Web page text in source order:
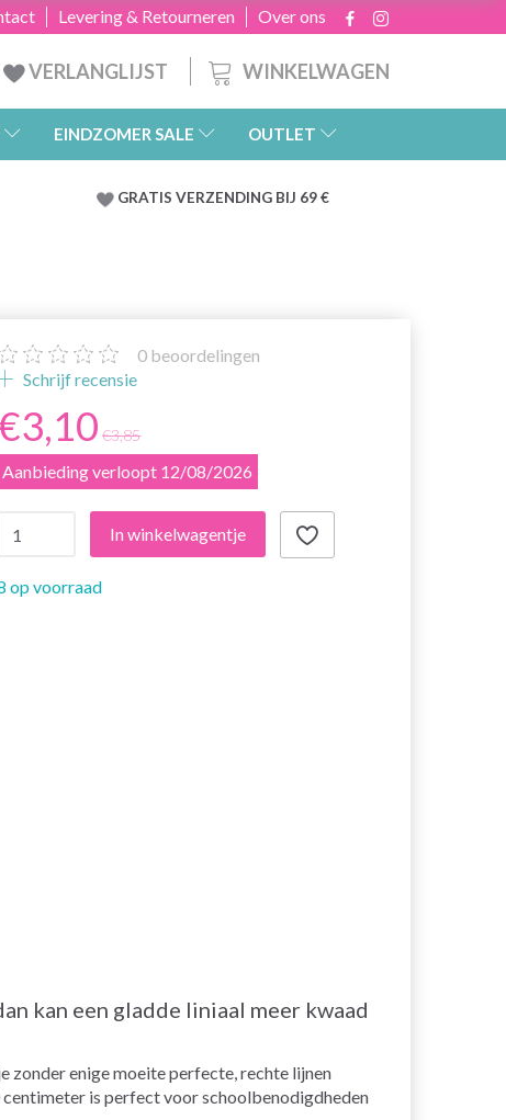
Over ons
Levering & Retourneren
WINKELWAGEN
VERLANGLIJST
EINDZOMER SALE OUTLET
GRATIS VERZENDING BIJ 69 €
0 beoordelingen
Schrijf recensie
€3,85
Aanbieding verloopt 12/08/2026
In winkelwagentje
op voorraad
kan een gladde liniaal meer kwaad
zonder enige moeite perfecte, rechte lijnen
is perfect voor schoolbenodigdheden